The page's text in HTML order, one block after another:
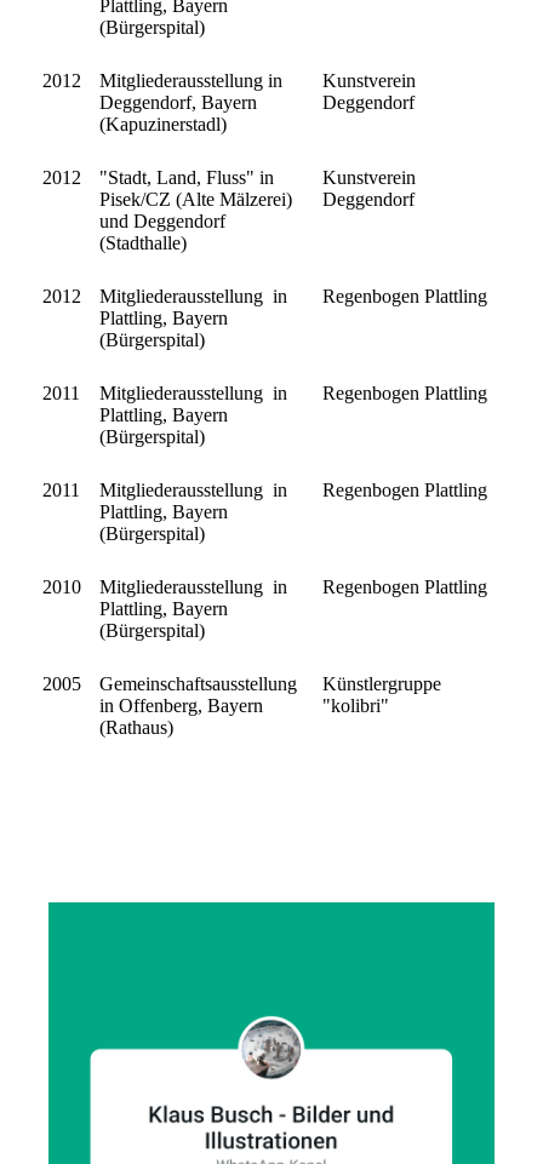
Plattling, Bayern
(Bürgerspital)
2012
Mitgliederausstellung in
Deggendorf, Bayern
(Kapuzinerstadl)
Kunstverein
Deggendorf
2012
"Stadt, Land, Fluss" in
Pisek/CZ (Alte Mälzerei)
und Deggendorf
(Stadthalle)
Kunstverein
Deggendorf
2012
Mitgliederausstellung in
Plattling, Bayern
(Bürgerspital)
Regenbogen Plattling
2011
Mitgliederausstellung in
Plattling, Bayern
(Bürgerspital)
Regenbogen Plattling
2011
Mitgliederausstellung in
Plattling, Bayern
(Bürgerspital)
Regenbogen Plattling
2010
Mitgliederausstellung in
Plattling, Bayern
(Bürgerspital)
Regenbogen Plattling
2005
Gemeinschaftsausstellung
in Offenberg, Bayern
(Rathaus)
Künstlergruppe
"kolibri"